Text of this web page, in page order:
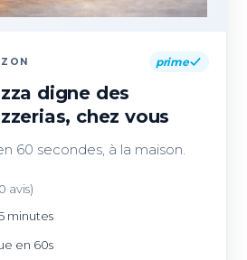
prime
digne des
chez vous
60 secondes, à la maison.
avis)
minutes
en 60s